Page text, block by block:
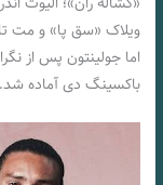
ویلاک «سق پا» و مت
اما جولینتون پس از
باکسینگ دی آماده شد.